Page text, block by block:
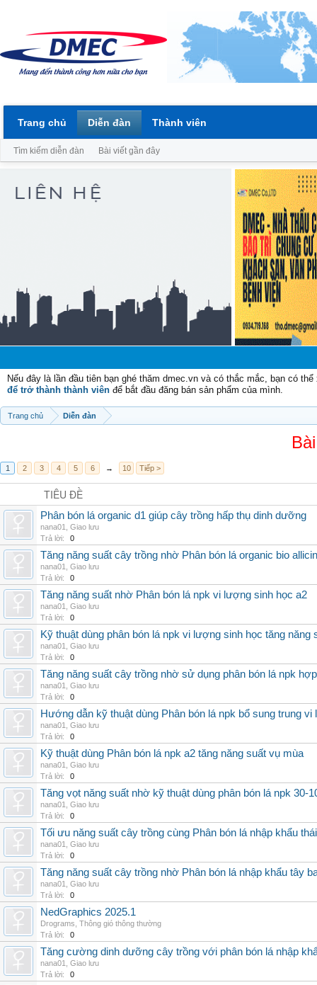
Nếu đây là lần đầu tiên bạn ghé thăm dmec.vn và có thắc mắc, bạn có
để trở thành thành viên để bắt đầu đăng bán sản phẩm của mình.
Trang chủ Diễn đàn
1 2 3 4 5 6 → 10 Tiếp >
TIÊU ĐỀ
Phân bón lá organic d1 giúp cây trồng hấp thụ dinh dưỡng
nana01
Giao lưu
Trả lời:
0
Tăng năng suất cây trồng nhờ Phân bón lá organic bio allicin
nana01
Giao lưu
Trả lời:
0
Tăng năng suất nhờ Phân bón lá npk vi lượng sinh học a2
nana01
Giao lưu
Trả lời:
0
Kỹ thuật dùng phân bón lá npk vi lượng sinh học tăng năng
nana01
Giao lưu
Trả lời:
0
Tăng năng suất cây trồng nhờ sử dụng phân bón lá npk
nana01
Giao lưu
Trả lời:
0
Hướng dẫn kỹ thuật dùng Phân bón lá npk bổ sung trung vi
nana01
Giao lưu
Trả lời:
0
Kỹ thuật dùng Phân bón lá npk a2 tăng năng suất vụ mùa
nana01
Giao lưu
Trả lời:
0
Tăng vọt năng suất nhờ kỹ thuật dùng phân bón lá npk 30-
nana01
Giao lưu
Trả lời:
0
Tối ưu năng suất cây trồng cùng Phân bón lá nhập khẩu
nana01
Giao lưu
Trả lời:
0
Tăng năng suất cây trồng nhờ Phân bón lá nhập khẩu tây
nana01
Giao lưu
Trả lời:
0
NedGraphics 2025.1
Drograms Thông gió thông thường
Trả lời:
0
Tăng cường dinh dưỡng cây trồng với phân bón lá nhập
nana01
Giao lưu
Trả lời:
0
Trang chủ Diễn đàn
Tìm kiếm diễn đàn Bài viết gần đây
Thành viên